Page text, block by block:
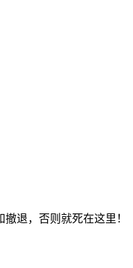
退，否则就死在这里！